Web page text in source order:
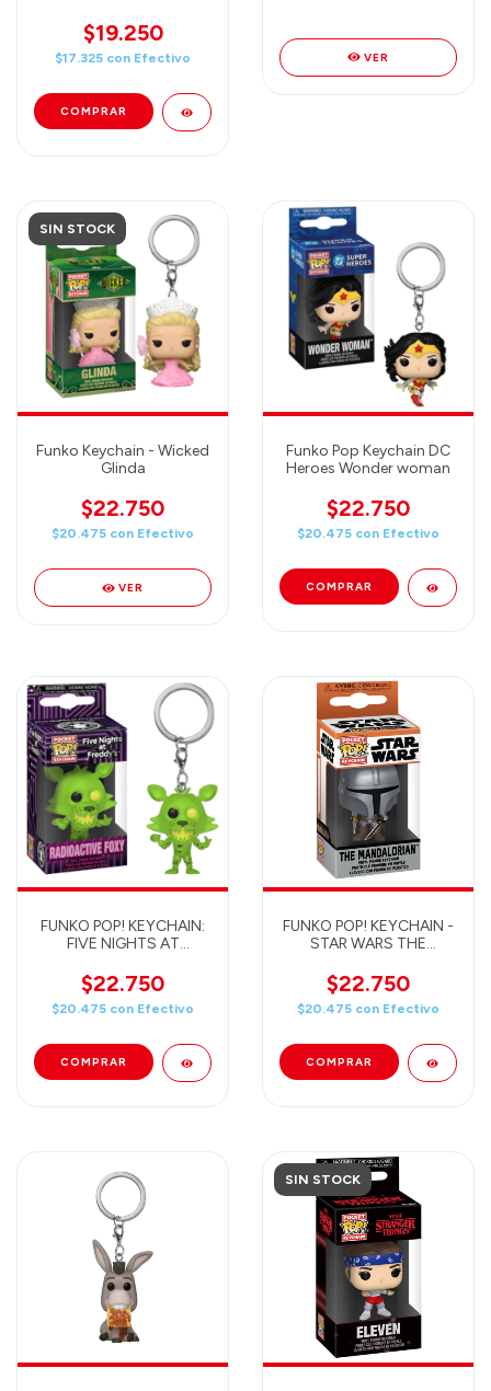
Llavero Funko
$19.250
$17.325 con Efectivo VER
SIN STOCK
Funko Keychain - Wicked
Glinda
$22.750
$20.475 con Efectivo
VER
Funko Pop Keychain DC
Heroes Wonder woman
$22.750
$20.475 con Efectivo
FUNKO POP! KEYCHAIN:
FIVE NIGHTS AT
RADIOACTIVE
$22.750
$20.475 con Efectivo
FUNKO POP! KEYCHAIN -
STAR WARS THE
MANDALORIAN 76546 -
$22.750
$20.475 con Efectivo
SIN STOCK